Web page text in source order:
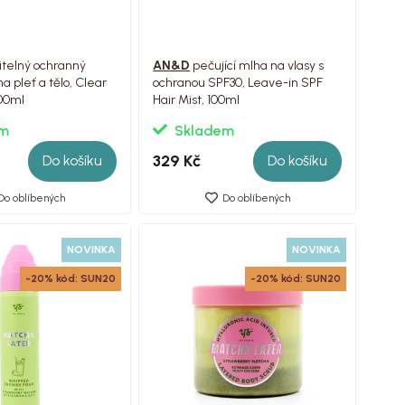
ochranný
pleť a tělo, Clear
Do košíku
oblíbených
AN&D pečující mlha na vlasy s
ochranou SPF30, Leave-in SPF
Hair Mist, 100ml
Skladem
329 Kč Do košíku
Do oblíbených
NOVINKA
-20% kód: SUN20
NOVINKA
-20% kód: SUN20